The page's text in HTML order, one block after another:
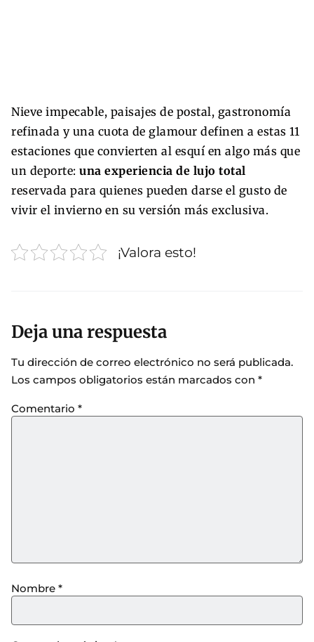
Nieve impecable, paisajes de postal, gastronomía
refinada y una cuota de glamour definen a estas 11
estaciones que convierten al esquí en algo más que
un deporte: una experiencia de lujo total
reservada para quienes pueden darse el gusto de
vivir el invierno en su versión más exclusiva.
¡Valora esto!
Deja una respuesta
Tu dirección de correo electrónico no será publicada.
Los campos obligatorios están marcados con *
Comentario *
Nombre *